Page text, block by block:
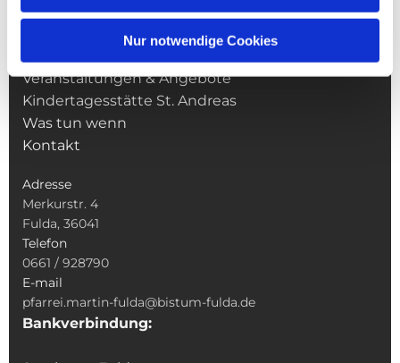
Nur notwendige Cookies
Gottesdienste
Veranstaltungen & Angebote
Kindertagesstätte St. Andreas
Was tun wenn
Kontakt
Adresse
Merkurstr. 4
Fulda, 36041
Telefon
0661 / 928790
E-mail
pfarrei.martin-fulda@bistum-fulda.de
Bankverbindung: